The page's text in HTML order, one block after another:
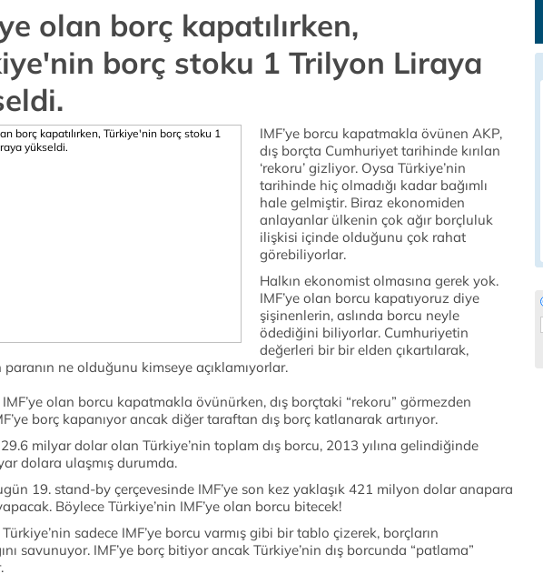
olan borç kapatılırken,
borç stoku 1 Trilyon Liraya
IMF’ye borcu kapatmakla övünen AKP,
dış borçta Cumhuriyet tarihinde kırılan
‘rekoru’ gizliyor. Oysa Türkiye’nin
tarihinde hiç olmadığı kadar bağımlı
hale gelmiştir. Biraz ekonomiden
anlayanlar ülkenin çok ağır borçluluk
ilişkisi içinde olduğunu çok rahat
görebiliyorlar.
Halkın ekonomist olmasına gerek yok.
IMF’ye olan borcu kapatıyoruz diye
şişinenlerin, aslında borcu neyle
ödediğini biliyorlar. Cumhuriyetin
değerleri bir bir elden çıkartılarak,
paranın ne olduğunu kimseye açıklamıyorlar.
olan borcu kapatmakla övünürken, dış borçtaki “rekoru” görmezden
borç kapanıyor ancak diğer taraftan dış borç katlanarak artırıyor.
milyar dolar olan Türkiye’nin toplam dış borcu, 2013 yılına gelindiğinde
dolara ulaşmış durumda.
19. stand-by çerçevesinde IMF’ye son kez yaklaşık 421 milyon dolar anapara
Böylece Türkiye’nin IMF’ye olan borcu bitecek!
sadece IMF’ye borcu varmış gibi bir tablo çizerek, borçların
savunuyor. IMF’ye borç bitiyor ancak Türkiye’nin dış borcunda “patlama”